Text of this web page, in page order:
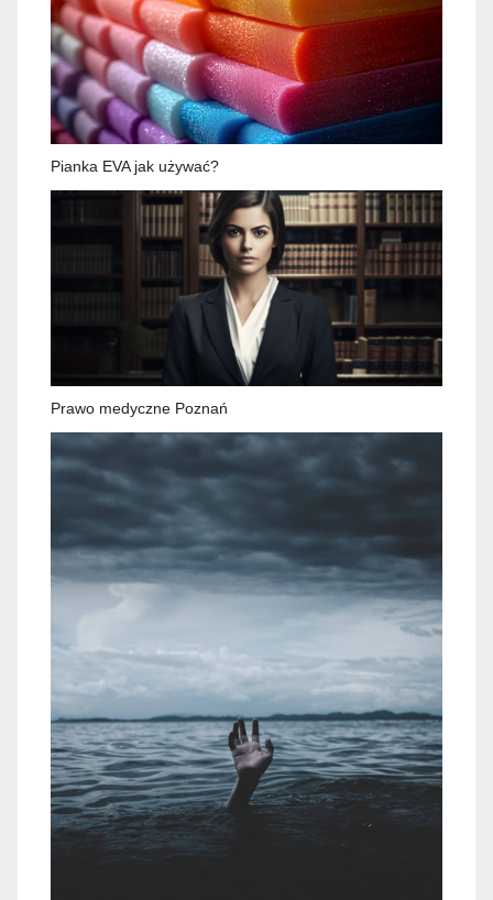
Pianka EVA jak używać?
Prawo medyczne Poznań